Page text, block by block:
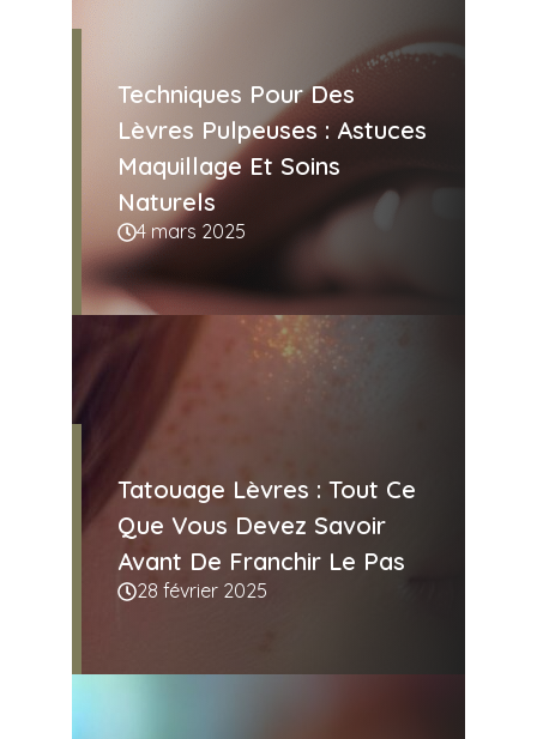
Techniques Pour Des
Lèvres Pulpeuses : Astuces
Maquillage Et Soins
Naturels
4 mars 2025
Tatouage Lèvres : Tout Ce
Que Vous Devez Savoir
Avant De Franchir Le Pas
28 février 2025